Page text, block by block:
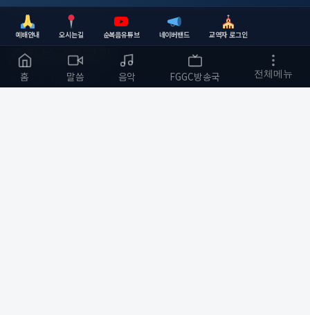
순복음금정교회
하나님의 사랑을 전하는 교회
예배안내 오시는길 순복음유튜브 네이버밴드 교역자 로그인
홈 말씀 음악 FGGC방송국 전체메뉴